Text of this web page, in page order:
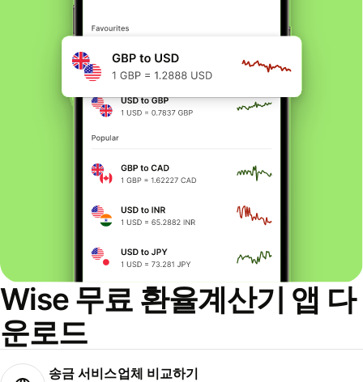
Wise 무료 환율계산기 앱 다
운로드
송금 서비스업체 비교하기